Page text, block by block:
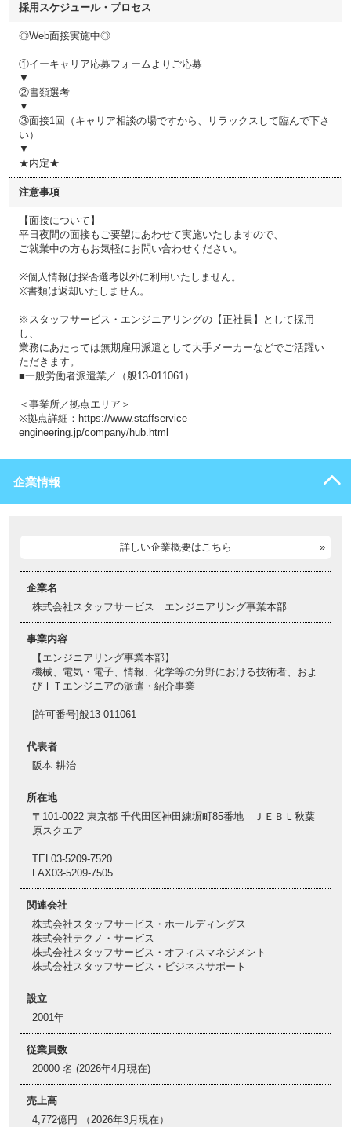
採用スケジュール・プロセス
◎Web面接実施中◎
①イーキャリア応募フォームよりご応募
▼
②書類選考
▼
③面接1回（キャリア相談の場ですから、リラックスして臨んで下さ
い）
▼
★内定★
注意事項
【面接について】
平日夜間の面接もご要望にあわせて実施いたしますので、
ご就業中の方もお気軽にお問い合わせください。
※個人情報は採否選考以外に利用いたしません。
※書類は返却いたしません。
※スタッフサービス・エンジニアリングの【正社員】として採用
し、
業務にあたっては無期雇用派遣として大手メーカーなどでご活躍い
ただきます。
■一般労働者派遣業／（般13-011061）
＜事業所／拠点エリア＞
※拠点詳細：https://www.staffservice-
engineering.jp/company/hub.html
企業情報
詳しい企業概要はこちら
企業名
株式会社スタッフサービス エンジニアリング事業本部
事業内容
【エンジニアリング事業本部】
機械、電気・電子、情報、化学等の分野における技術者、およ
びＩＴエンジニアの派遣・紹介事業
[許可番号]般13-011061
代表者
阪本 耕治
所在地
〒101-0022 東京都 千代田区神田練塀町85番地 ＪＥＢＬ秋葉
原スクエア
TEL03-5209-7520
FAX03-5209-7505
関連会社
株式会社スタッフサービス・ホールディングス
株式会社テクノ・サービス
株式会社スタッフサービス・オフィスマネジメント
株式会社スタッフサービス・ビジネスサポート
設立
2001年
従業員数
20000 名 (2026年4月現在)
売上高
4,772億円 （2026年3月現在）